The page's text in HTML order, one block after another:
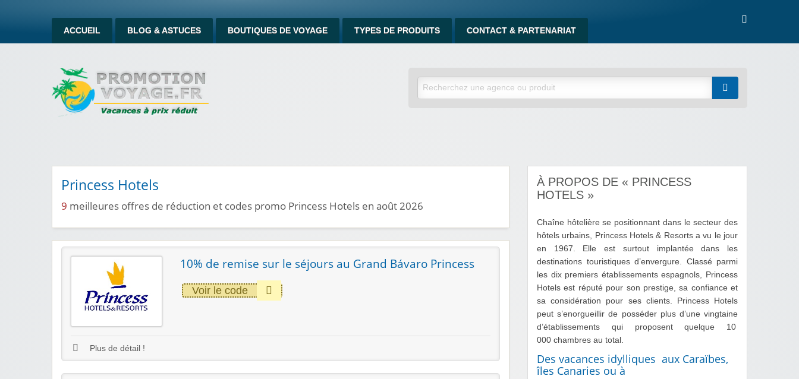
ACCUEIL BLOG & ASTUCES BOUTIQUES DE VOYAGE TYPES DE PRODUITS CONTACT & PARTENARIAT
Princess Hotels
9 meilleures offres de réduction et codes promo Princess Hotels en août 2026
10% de remise sur le séjours au Grand Bávaro Princess
Voir le code
Plus de détail !
À PROPOS DE « PRINCESS
HOTELS »
Chaîne hôtelière se positionnant dans le secteur des
hôtels urbains, Princess Hotels & Resorts a vu le jour
en 1967. Elle est surtout implantée dans les
destinations touristiques d’envergure. Classé parmi
les dix premiers établissements espagnols, Princess
Hotels est réputé pour son prestige, sa confiance et
sa considération pour ses clients. Princess Hotels
peut s’enorgueillir de posséder plus d’une vingtaine
d’établissements qui proposent quelque 10
000 chambres au total.
Des vacances idylliques aux Caraïbes,
îles Canaries ou à